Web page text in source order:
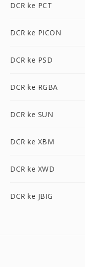
DCR ke PCT
DCR ke PICON
DCR ke PSD
DCR ke RGBA
DCR ke SUN
DCR ke XBM
DCR ke XWD
DCR ke JBIG